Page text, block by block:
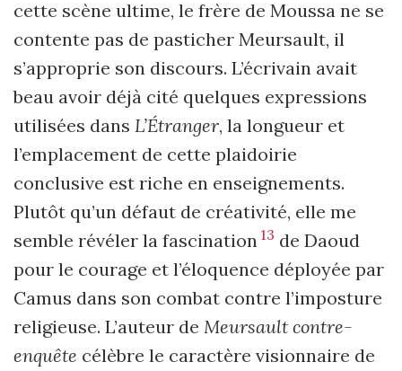
cette scène ultime, le frère de Moussa ne se
contente pas de pasticher Meursault, il
s’approprie son discours. L’écrivain avait
beau avoir déjà cité quelques expressions
utilisées dans L’Étranger, la longueur et
l’empla­cement de cette plaidoirie
conclusive est riche en enseignements.
Plutôt qu’un défaut de créativité, elle me
semble révéler la fascination 13 de Daoud
pour le courage et l’éloquence déployée par
Camus dans son combat contre l’imposture
religieuse. L’auteur de Meursault contre-
enquête célèbre le caractère visionnaire de